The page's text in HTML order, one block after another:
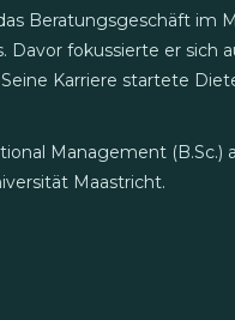
Beratungsgeschäft im
Davor fokussierte er
Karriere startete
Management (B.Sc.)
Maastricht.